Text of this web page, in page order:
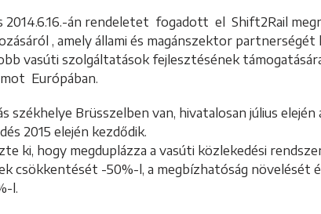
2014.6.16.-án rendeletet fogadott el Shift2Rail
, amely állami és magánszektor partnerségét
vasúti szolgáltatások fejlesztésének
Európában.
székhelye Brüsszelben van, hivatalosan július
2015 elején kezdődik.
ki, hogy megduplázza a vasúti közlekedési
csökkentését -50%-l, a megbízhatóság növelését
l.